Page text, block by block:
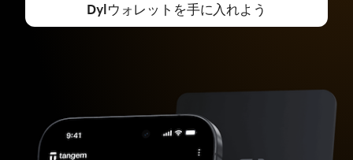
Dylウォレットを手に入れよう